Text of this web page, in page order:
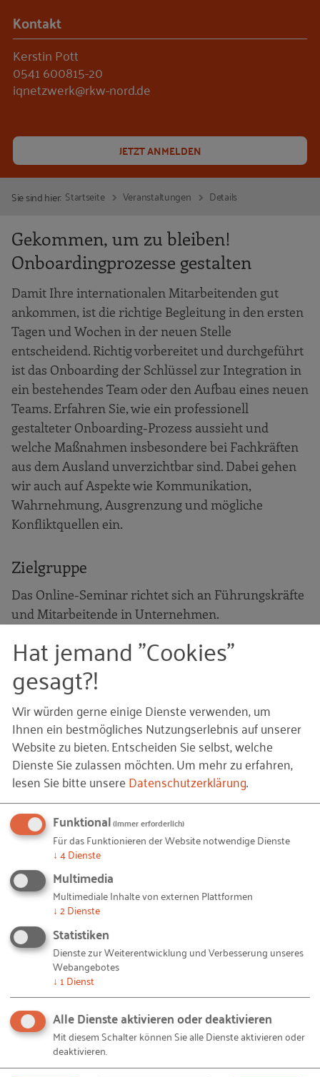
Kontakt
Kerstin Pott
0541 600815-20
iqnetzwerk@rkw-nord.de
JETZT ANMELDEN
Sie sind hier: Startseite Veranstaltungen Details
Gekommen, um zu bleiben!
Onboardingprozesse gestalten
Damit Ihre internationalen Mitarbeitenden gut
ankommen, ist die richtige Begleitung in den ersten
Tagen und Wochen in der neuen Stelle
entscheidend. Richtig vorbereitet und durchgeführt
ist das Onboarding der Schlüssel zur Integration in
ein bestehendes Team oder den Aufbau eines neuen
Teams. Erfahren Sie, wie ein professionell
gestalteter Onboarding-Prozess aussieht und
welche Maßnahmen insbesondere bei Fachkräften
aus dem Ausland unverzichtbar sind. Dabei gehen
wir auch auf Aspekte wie Kommunikation,
Wahrnehmung, Ausgrenzung und mögliche
Konfliktquellen ein.
Zielgruppe
Das Online-Seminar richtet sich an Führungskräfte
und Mitarbeitende in Unternehmen.
Anmeldung & Technik
Bitte nutzen Sie den unten stehenden Button zur
Anmeldung. Das Online-Seminar wird in der Regel
über Microsoft Teams durchgeführt. Den
Zugangslink erhalten Sie wenige Tage vor dem
Termin von uns per E-Mail. Die Veranstaltung wird
im Rahmen des Förderprogramms IQ – Integration
durch Qualifizierung angeboten und ist für die
Teilnehmenden kostenfrei.
Weitere Informationen zum
Förderprogramm IQ
Niedersachsen finden Sie hier.
Sie interessieren sich für weitere Veranstaltungen
zum Thema? Hier geht es zur
Veranstaltungsübersicht
Unsere Veranstaltungen richten sich insbesondere
an Personen aus Niedersachsen.
Teilnahmebestätigungen sind nicht vorgesehen.
Hat jemand "Cookies"
gesagt?!
Wir würden gerne einige Dienste verwenden, um
Ihnen ein bestmögliches Nutzungserlebnis auf unserer
Website zu bieten. Entscheiden Sie selbst, welche
Dienste Sie zulassen möchten.Um mehr zu erfahren,
lesen Sie bitte unsereDatenschutzerklärung.
Funktional(immer erforderlich)
Für das Funktionieren der Website notwendige Dienste
↓ 4Dienste
Multimedia
Multimediale Inhalte von externen Plattformen
↓ 2Dienste
Statistiken
Dienste zur Weiterentwicklung und Verbesserung unseres
Webangebotes
↓ 1 Dienst
Alle Dienste aktivieren oder deaktivieren
Mit diesem Schalter können Sie alle Dienste aktivieren oder
deaktivieren.